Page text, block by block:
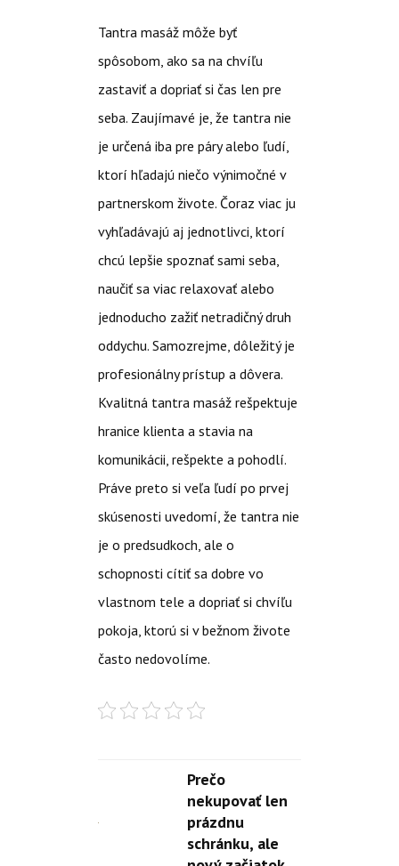
Tantra masáž môže byť
spôsobom, ako sa na chvíľu
zastaviť a dopriať si čas len pre
seba. Zaujímavé je, že tantra nie
je určená iba pre páry alebo ľudí,
ktorí hľadajú niečo výnimočné v
partnerskom živote. Čoraz viac ju
vyhľadávajú aj jednotlivci, ktorí
chcú lepšie spoznať sami seba,
naučiť sa viac relaxovať alebo
jednoducho zažiť netradičný druh
oddychu. Samozrejme, dôležitý je
profesionálny prístup a dôvera.
Kvalitná tantra masáž rešpektuje
hranice klienta a stavia na
komunikácii, rešpekte a pohodlí.
Práve preto si veľa ľudí po prvej
skúsenosti uvedomí, že tantra nie
je o predsudkoch, ale o
schopnosti cítiť sa dobre vo
vlastnom tele a dopriať si chvíľu
pokoja, ktorú si v bežnom živote
často nedovolíme.
Prečo
nekupovať len
prázdnu
schránku, ale